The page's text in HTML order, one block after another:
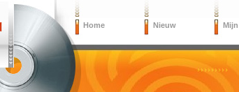
Home Nieuw